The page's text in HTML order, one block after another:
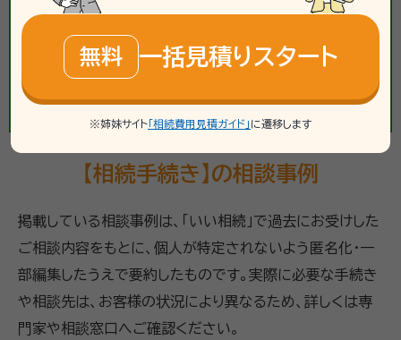
【相続手続き】の相談事例
掲載している相談事例は、「いい相続」で過去にお受けした
ご相談内容をもとに、個人が特定されないよう匿名化・一
部編集したうえで要約したものです。実際に必要な手続き
や相談先は、お客様の状況により異なるため、詳しくは専
門家や相談窓口へご確認ください。
無料 一括見積りスタート
※姉妹サイト 「相続費用見積ガイド」 に遷移します